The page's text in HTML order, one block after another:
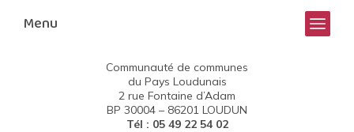
Menu
Communauté de communes
du Pays Loudunais
2 rue Fontaine d’Adam
BP 30004 – 86201 LOUDUN
Tél : 05 49 22 54 02